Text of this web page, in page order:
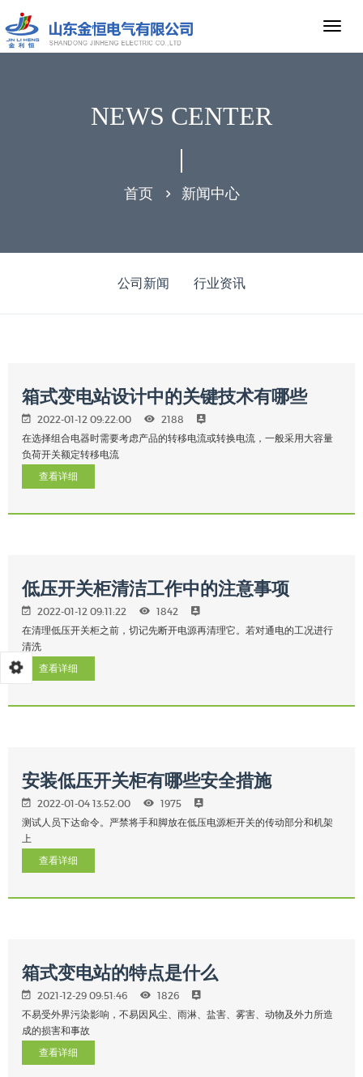
NEWS CENTER
首页 新闻中心
公司新闻 行业资讯
箱式变电站设计中的关键技术有哪些
2022-01-12 09:22:00 2188
在选择组合电器时需要考虑产品的转移电流或转换电流，一般采用大容量
负荷开关额定转移电流
查看详细
低压开关柜清洁工作中的注意事项
2022-01-12 09:11:22 1842
在清理低压开关柜之前，切记先断开电源再清理它。若对通电的工况进行
清洗
查看详细
安装低压开关柜有哪些安全措施
2022-01-04 13:52:00 1975
测试人员下达命令。严禁将手和脚放在低压电源柜开关的传动部分和机架
上
查看详细
箱式变电站的特点是什么
2021-12-29 09:51:46 1826
不易受外界污染影响，不易因风尘、雨淋、盐害、雾害、动物及外力所造
成的损害和事故
查看详细